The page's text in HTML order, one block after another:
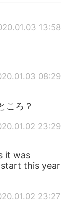
13:58
08:29
ころ？
23:29
it was
this year
23:27